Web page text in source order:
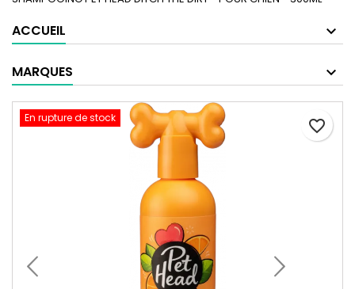
ACCUEIL
MARQUES
En rupture de stock favorite_border